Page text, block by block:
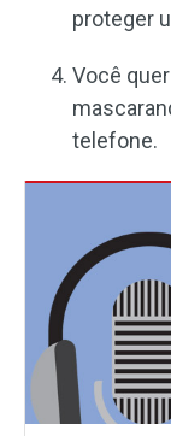
proteger
Você
telefone.